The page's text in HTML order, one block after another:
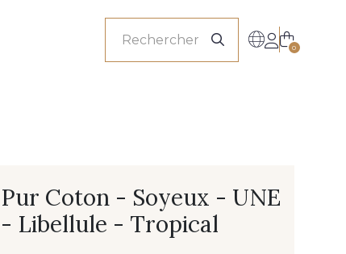
0
Pur Coton - Soyeux - UNE
- Libellule - Tropical